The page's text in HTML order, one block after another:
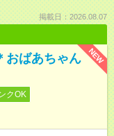
掲載日：2026.08.07
NEW
おばあちゃん
クOK